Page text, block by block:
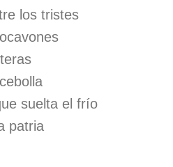
los tristes
suelta el frío
patria